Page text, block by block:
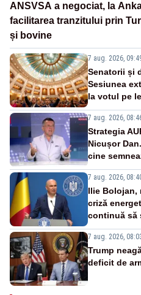
ANSVSA a negociat, la
facilitarea tranzitului prin
și bovine
7 aug. 2026,
Senatorii și
Sesiunea
la votul pe
7 aug. 2026,
Strategia
Nicușor
cine
7 aug. 2026,
Ilie Bolojan,
criză
continuă să
7 aug. 2026,
Trump
deficit de